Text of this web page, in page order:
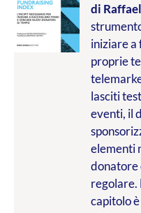
di
iniziare a
proprie
lasciti
eventi, il
elementi
donatore
regolare.
capitolo